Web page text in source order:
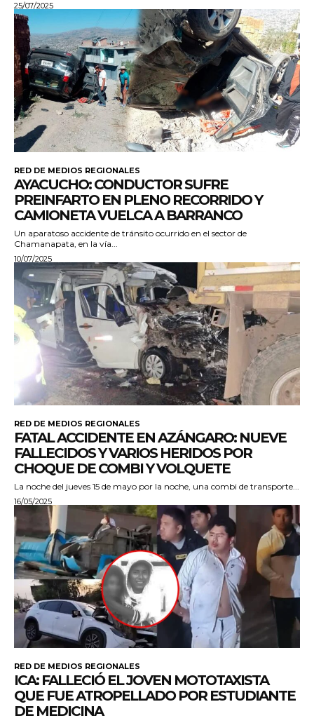
25/07/2025
RED DE MEDIOS REGIONALES
AYACUCHO: CONDUCTOR SUFRE
PREINFARTO EN PLENO RECORRIDO Y
CAMIONETA VUELCA A BARRANCO
Un aparatoso accidente de tránsito ocurrido en el sector de
Chamanapata, en la vía...
10/07/2025
RED DE MEDIOS REGIONALES
FATAL ACCIDENTE EN AZÁNGARO: NUEVE
FALLECIDOS Y VARIOS HERIDOS POR
CHOQUE DE COMBI Y VOLQUETE
La noche del jueves 15 de mayo por la noche, una combi de transporte...
16/05/2025
RED DE MEDIOS REGIONALES
ICA: FALLECIÓ EL JOVEN MOTOTAXISTA
QUE FUE ATROPELLADO POR ESTUDIANTE
DE MEDICINA